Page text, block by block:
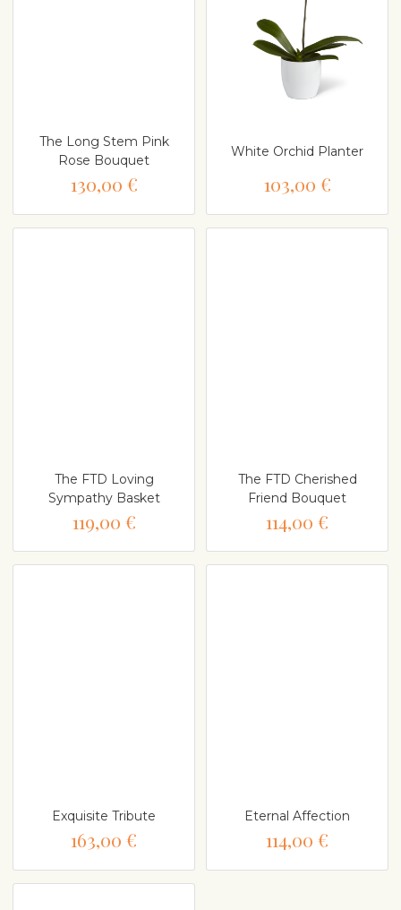
The Long Stem Pink
Rose Bouquet
130,00 €
White Orchid Planter
103,00 €
The FTD Loving
Sympathy Basket
119,00 €
The FTD Cherished
Friend Bouquet
114,00 €
Exquisite Tribute
163,00 €
Eternal Affection
114,00 €